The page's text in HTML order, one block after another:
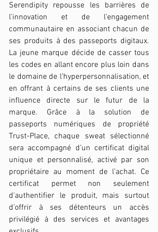
Serendipity repousse les barrières de
l’innovation et de l’engagement
communautaire en associant chacun de
ses produits à des passeports digitaux.
La jeune marque décide de casser tous
les codes en allant encore plus loin dans
le domaine de l’hyperpersonnalisation, et
en offrant à certains de ses clients une
influence directe sur le futur de la
marque. Grâce à la solution de
passeports numériques de propriété
Trust-Place, chaque sweat sélectionné
sera accompagné d’un certificat digital
unique et personnalisé, activé par son
propriétaire au moment de l’achat. Ce
certificat permet non seulement
d'authentifier le produit, mais surtout
d’offrir à ses détenteurs un accès
privilégié à des services et avantages